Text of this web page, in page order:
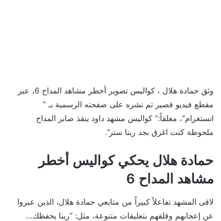
وثق حمادة هلال ، كواليس تصوير أخطر مشاهد المداح 6، عبر
مقطع فيديو قصير تم نشره على صفحته الرسمية بـ ”
انستغرام”، معلقاً:” كواليس مشهد داود ينقذ صابر المداح
‏ملحوظة كنت اغرق بجد ربنا ستر”.
حمادة هلال يحكي كواليس أخطر
مشاهد المداح 6
لاقى المشهد تفاعلاً كبيراً من متابعي حمادة هلال، الذين عبروا
عن إعجابهم وقلقهم بتعليقات متنوعة، مثل: “ربنا يحفظك…